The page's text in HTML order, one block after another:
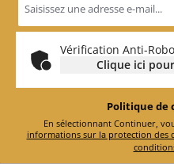
e-
mail
*
Vérification Anti-
Clique ici
Politique
informations sur la protection des